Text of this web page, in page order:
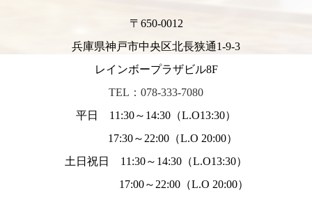
〒650-0012
兵庫県神戸市中央区北長狭通1-9-3
レインボープラザビル8F
TEL：078-333-7080
平日 11:30～14:30（L.O13:30）
17:30～22:00（L.O 20:00）
土日祝日 11:30～14:30（L.O13:30）
17:00～22:00（L.O 20:00）